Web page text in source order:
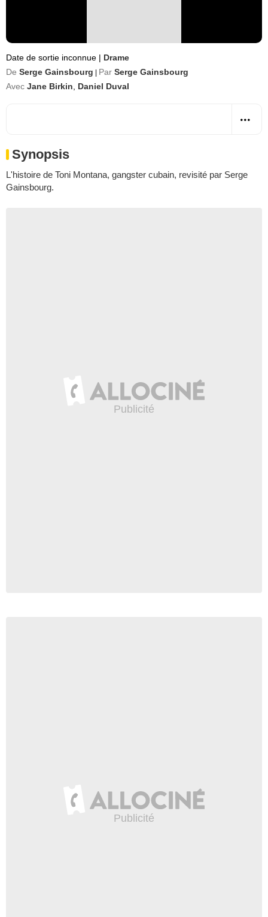
Date de sortie inconnue | Drame
De Serge Gainsbourg Par Serge Gainsbourg
Avec Jane Birkin Daniel Duval
Synopsis
L'histoire de Toni Montana, gangster cubain, revisité par Serge
Gainsbourg.